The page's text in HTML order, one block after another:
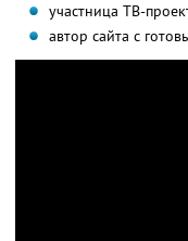
участница ТВ-
автор сайта с